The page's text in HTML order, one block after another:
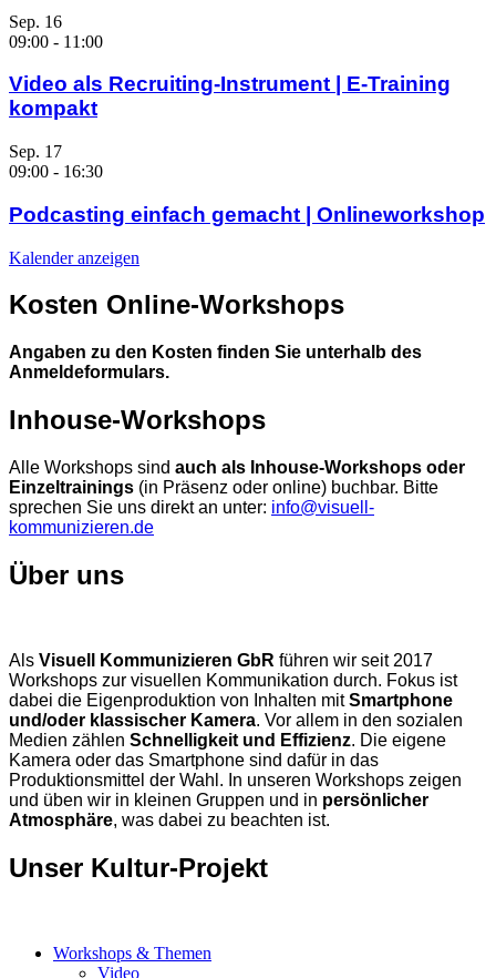
Sep. 16
09:00 - 11:00
Video als Recruiting-Instrument | E-Training
kompakt
Sep. 17
09:00 - 16:30
Podcasting einfach gemacht | Onlineworkshop
Kalender anzeigen
Kosten Online-Workshops
Angaben zu den Kosten finden Sie unterhalb des
Anmeldeformulars.
Inhouse-Workshops
Alle Workshops sind auch als Inhouse-Workshops oder
Einzeltrainings (in Präsenz oder online) buchbar. Bitte
sprechen Sie uns direkt an unter: info@visuell-
kommunizieren.de
Über uns
Als Visuell Kommunizieren GbR führen wir seit 2017
Workshops zur visuellen Kommunikation durch. Fokus ist
dabei die Eigenproduktion von Inhalten mitSmartphone
und/oder klassischer Kamera. Vor allem in den sozialen
Medien zählen Schnelligkeit und Effizienz. Die eigene
Kamera oder das Smartphone sind dafür in das
Produktionsmittel der Wahl. In unseren Workshops zeigen
und üben wir in kleinen Gruppen und in persönlicher
Atmosphäre, was dabei zu beachten ist.
Unser Kultur-Projekt
Workshops & Themen
Video